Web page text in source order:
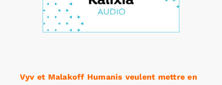
Vyv et Malakoff Humanis veulent mettre en